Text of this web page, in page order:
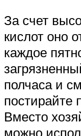
За счет
кислот оно
каждое
полчаса и
Вместо
можно